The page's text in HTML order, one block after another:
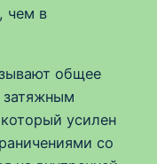
чем в
общее
затяжным
усилен
со